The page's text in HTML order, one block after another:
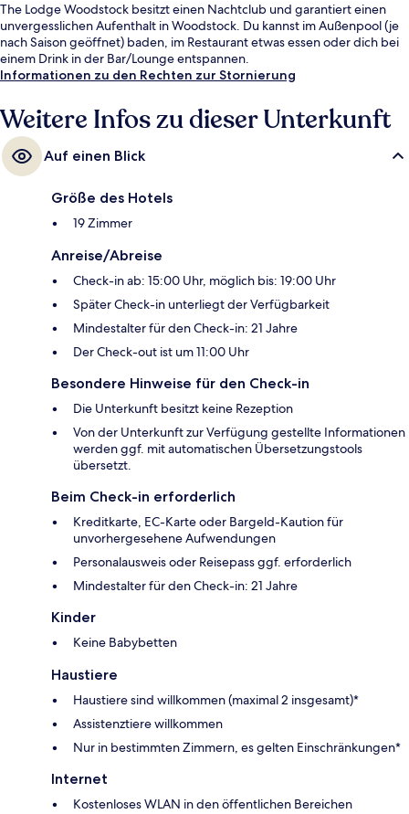
The Lodge Woodstock besitzt einen Nachtclub und garantiert einen
unvergesslichen Aufenthalt in Woodstock. Du kannst im Außenpool (je
nach Saison geöffnet) baden, im Restaurant etwas essen oder dich bei
einem Drink in der Bar/Lounge entspannen.
Informationen zu den Rechten zur Stornierung
Weitere Infos zu dieser Unterkunft
Auf einen Blick
Größe des Hotels
19 Zimmer
Anreise/Abreise
Check-in ab: 15:00 Uhr, möglich bis: 19:00 Uhr
Später Check-in unterliegt der Verfügbarkeit
Mindestalter für den Check-in: 21 Jahre
Der Check-out ist um 11:00 Uhr
Besondere Hinweise für den Check-in
Die Unterkunft besitzt keine Rezeption
Von der Unterkunft zur Verfügung gestellte Informationen
werden ggf. mit automatischen Übersetzungstools
übersetzt.
Beim Check-in erforderlich
Kreditkarte, EC-Karte oder Bargeld-Kaution für
unvorhergesehene Aufwendungen
Personalausweis oder Reisepass ggf. erforderlich
Mindestalter für den Check-in: 21 Jahre
Kinder
Keine Babybetten
Haustiere
Haustiere sind willkommen (maximal 2 insgesamt)*
Assistenztiere willkommen
Nur in bestimmten Zimmern, es gelten Einschränkungen*
Internet
Kostenloses WLAN in den öffentlichen Bereichen